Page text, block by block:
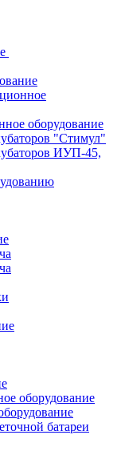
оборудование
"Стимул"
ИУП-45,
оборудование
батареи